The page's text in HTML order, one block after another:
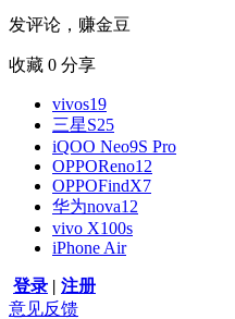
发评论，赚金豆
收藏 0 分享
vivos19
三星S25
iQOO Neo9S Pro
OPPOReno12
OPPOFindX7
华为nova12
vivo X100s
iPhone Air
登录 | 注册
意见反馈